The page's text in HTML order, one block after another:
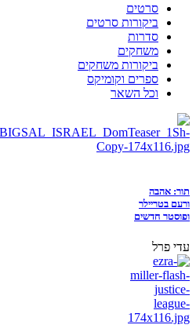
סרטים
ביקורות סרטים
סדרות
משחקים
ביקורות משחקים
ספרים וקומיקס
וכל השאר
תור: אהבה
ורעם בטריילר
ופוסטר חדשים
עדי פרל